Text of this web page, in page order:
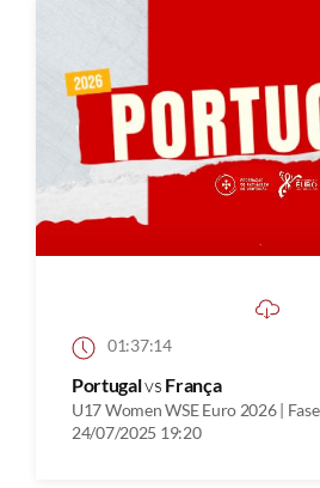
01:37:14
Portugalvs França
U17 Women WSE Euro 2026 |
24/07/2025 19:20